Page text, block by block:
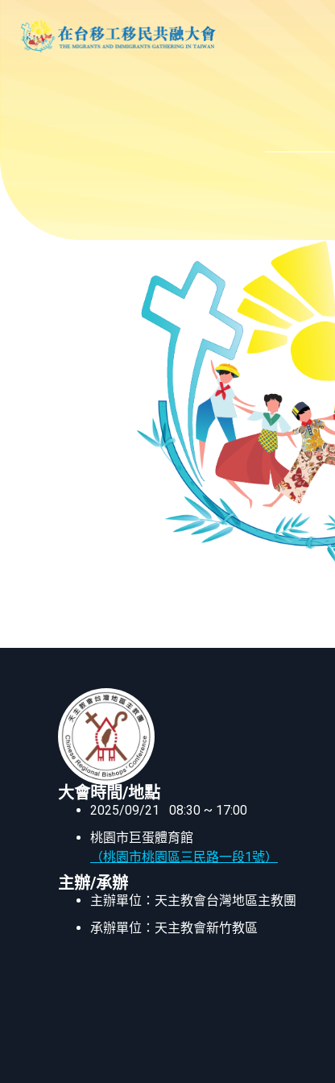
大會時間/地點
2025/09/21 08:30 ~ 17:00
桃園市巨蛋體育館
（桃園市桃園區三民路一段1號）
主辦/承辦
主辦單位：天主教會台灣地區主教團
承辦單位：天主教會新竹教區